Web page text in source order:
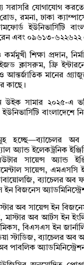
সরাসরি যোগাযোগ করতে
রোড, রমনা, ঢাকা
ইউনিভার্সিটি
এবং ০৯৬১৩-৬২২৬২২
শিক্ষা প্রদান,
ক্লাসরুম, ফ্রি
আন্তর্জাতিক মানের
কাছে।
উইক সামার ২০২৫-এ
ইউনিভার্সিটি
হচ্ছে—ব্যাচেলর
অ্যান্ড ইলেকট্রনিক
সায়েন্স অ্যান্ড
সায়েন্স, এমএসসি
ব্যাচেলর অব
ইন বিজনেস
অব সায়েন্স ইন
মাস্টার অব আর্টস ইন
বিএসএস ইন
স্টাডিজ, ব্যাচেলর অব
পাবলিক